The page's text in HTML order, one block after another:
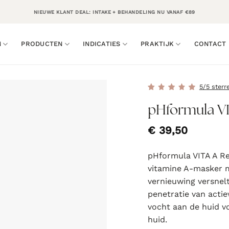
NIEUWE KLANT DEAL: INTAKE + BEHANDELING NU VANAF €89
PRODUCTEN INDICATIES PRAKTIJK CONTACT
5/5
pHformula
€ 39,50
pHformula VITA A
vitamine A-masker
vernieuwing
penetratie van
vocht aan de huid
huid.